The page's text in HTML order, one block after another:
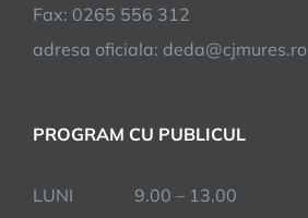
Fax: 0265 556 312
adresa oficiala: deda@cjmures.ro
PROGRAM CU PUBLICUL
LUNI 9.00 – 13.00